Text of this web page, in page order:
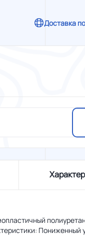
Доставка
Пониженный